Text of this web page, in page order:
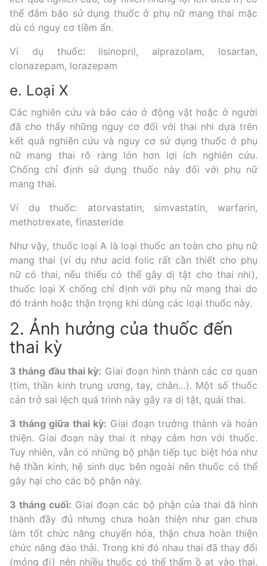
thể đảm bảo sử dụng thuốc ở phụ nữ mang thai mặc
dù có nguy cơ tiềm ẩn.
Ví dụ thuốc: lisinopril, alprazolam, losartan,
clonazepam, lorazepam
e. Loại X
Các nghiên cứu và báo cáo ở động vật hoặc ở người
đã cho thấy những nguy cơ đối với thai nhi dựa trên
kết quả nghiên cứu và nguy cơ sử dụng thuốc ở phụ
nữ mang thai rõ ràng lớn hơn lợi ích nghiên cứu.
Chống chỉ định sử dụng thuốc này đối với phụ nữ
mang thai.
Ví dụ thuốc: atorvastatin, simvastatin, warfarin,
methotrexate, finasteride
Như vậy, thuốc loại A là loại thuốc an toàn cho phụ nữ
mang thai (ví dụ như acid folic rất cần thiết cho phụ
nữ có thai, nếu thiếu có thể gây dị tật cho thai nhi),
thuốc loại X chống chỉ định với phụ nữ mang thai do
đó tránh hoặc thận trọng khi dùng các loại thuốc này.
2. Ảnh hưởng của thuốc đến
thai kỳ
3 tháng đầu thai kỳ: Giai đoạn hình thành các cơ quan
(tim, thần kinh trung ương, tay, chân…). Một số thuốc
cản trở sai lệch quá trình này gây ra dị tật, quái thai.
3 tháng giữa thai kỳ: Giai đoạn trưởng thành và hoàn
thiện. Giai đoạn này thai ít nhạy cảm hơn với thuốc.
Tuy nhiên, vẫn có những bộ phận tiếp tục biệt hóa như
hệ thần kinh, hệ sinh dục bên ngoài nên thuốc có thể
gây hại cho các bộ phận này.
3 tháng cuối: Giai đoạn các bộ phận của thai đã hình
thành đầy đủ nhưng chưa hoàn thiện như gan chưa
làm tốt chức năng chuyển hóa, thận chưa hoàn thiện
chức năng đào thải. Trong khi đó nhau thai đã thay đổi
(mỏng đi) nên nhiều thuốc có thể thấm ồ ạt vào thai.